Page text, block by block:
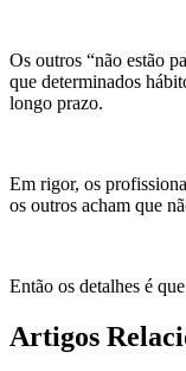
Os outros “não estão
que determinados
longo prazo.
Em rigor, os
os outros acham que
Então os detalhes é
Artigos